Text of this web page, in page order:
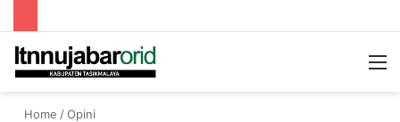
Home /Opini